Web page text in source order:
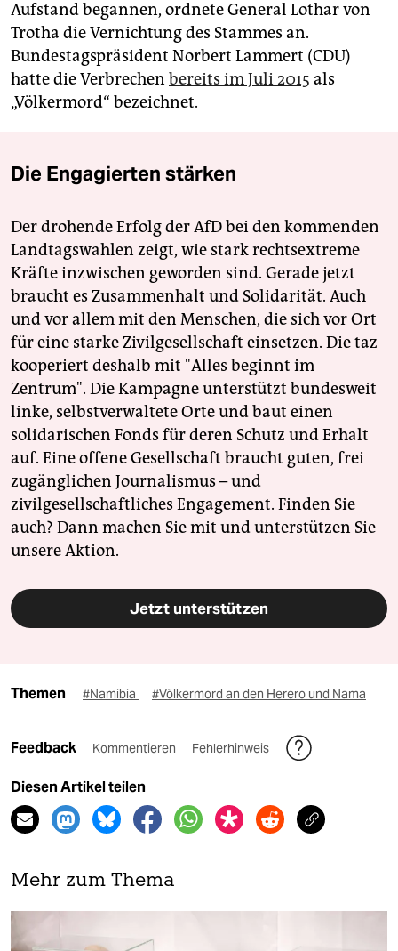
Aufstand begannen, ordnete General Lothar von
Trotha die Vernichtung des Stammes an.
Bundestagspräsident Norbert Lammert (CDU)
hatte die Verbrechen bereits im Juli 2015 als
„Völkermord“ bezeichnet.
Die Engagierten stärken
Der drohende Erfolg der AfD bei den kommenden
Landtagswahlen zeigt, wie stark rechtsextreme
Kräfte inzwischen geworden sind. Gerade jetzt
braucht es Zusammenhalt und Solidarität. Auch
und vor allem mit den Menschen, die sich vor Ort
für eine starke Zivilgesellschaft einsetzen. Die taz
kooperiert deshalb mit "Alles beginnt im
Zentrum". Die Kampagne unterstützt bundesweit
linke, selbstverwaltete Orte und baut einen
solidarischen Fonds für deren Schutz und Erhalt
auf. Eine offene Gesellschaft braucht guten, frei
zugänglichen Journalismus – und
zivilgesellschaftliches Engagement. Finden Sie
auch? Dann machen Sie mit und unterstützen Sie
unsere Aktion.
Jetzt unterstützen
Themen #Namibia #Völkermord an den Herero und Nama
Feedback Kommentieren Fehlerhinweis
Diesen Artikel teilen
Mehr zum Thema